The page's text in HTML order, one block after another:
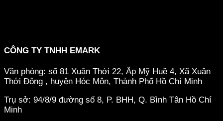
CÔNG TY TNHH EMARK
Văn phòng: số 81 Xuân Thới 22, Ấp Mỹ Huề 4, Xã Xuân
Thới Đông , huyện Hóc Môn, Thành Phố Hồ Chí Minh
Trụ sở: 94/8/9 đường số 8, P. BHH, Q. Bình Tân Hồ Chí
Minh